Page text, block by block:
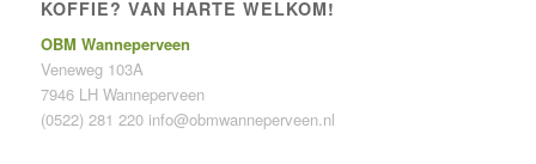
KOFFIE? VAN HARTE WELKOM!
OBM Wanneperveen
Veneweg 103A
7946 LH Wanneperveen
(0522) 281 220 info@obmwanneperveen.nl